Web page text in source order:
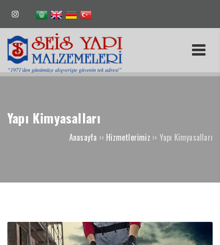
Yapı Kimyasalları
Anasayfa ›› Hizmetlerimiz ›› Yapı Kimyasalları